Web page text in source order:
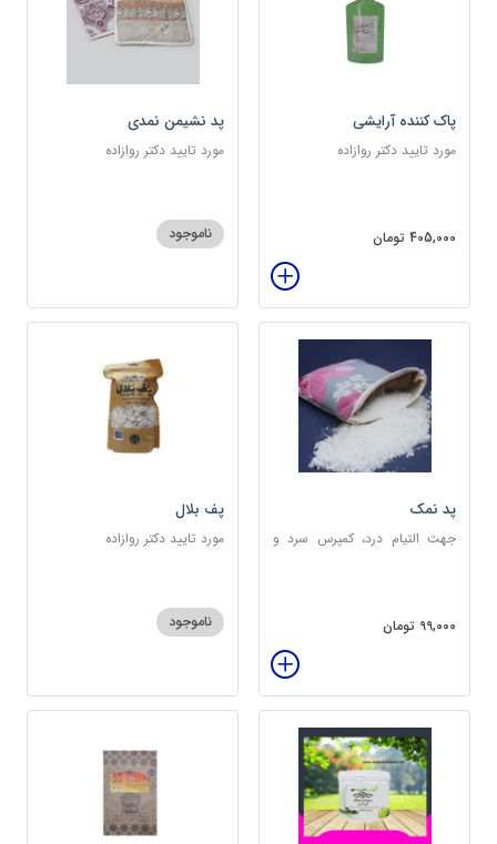
پاک کننده آرایشی
مورد تایید دکتر روازاده
405,000 تومان
پد نشیمن نمدی
مورد تایید دکتر روازاده
ناموجود
پد نمک
جهت التیام درد، کمپرس سرد و
99,000 تومان
پف بلال
مورد تایید دکتر روازاده
ناموجود